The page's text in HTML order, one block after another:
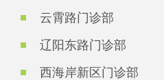
云霄路门诊部
辽阳东路门诊部
西海岸新区门诊部